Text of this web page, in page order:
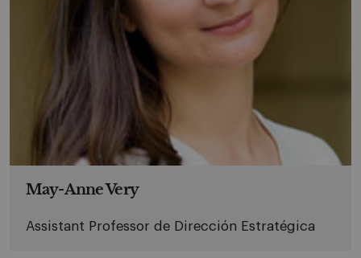
May-Anne Very
Assistant Professor de Dirección Estratégica